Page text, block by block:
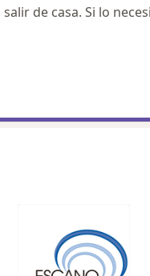
de casa. Si lo